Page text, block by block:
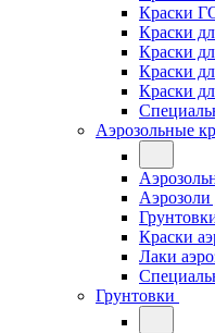
Краски
Краски
Краски
Краски
Краски
Аэрозольные
Аэрозоли
Краски
Лаки
Грунтовки